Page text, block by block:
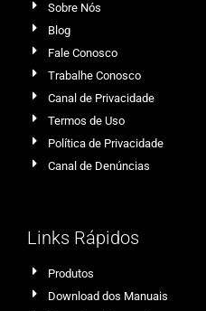
Sobre Nós
Blog
Fale Conosco
Trabalhe Conosco
Canal de Privacidade
Termos de Uso
Política de Privacidade
Canal de Denúncias
Links Rápidos
Produtos
Download dos Manuais